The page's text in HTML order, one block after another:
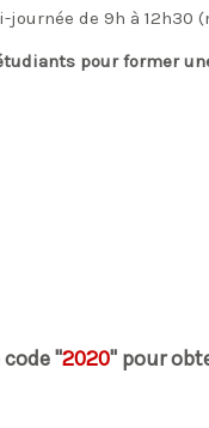
journée de 9h à 12h30
pour former
code "2020" pour